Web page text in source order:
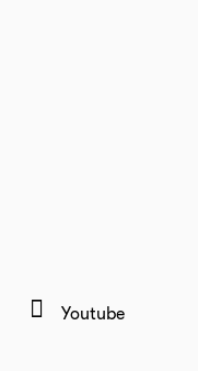
Youtube